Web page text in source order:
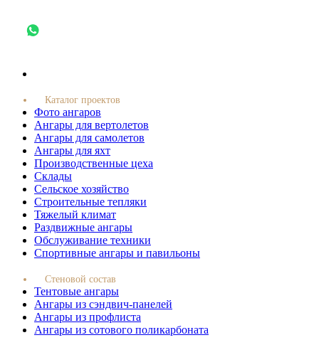
Каталог проектов
Фото ангаров
Ангары для вертолетов
Ангары для самолетов
Ангары для яхт
Производственные цеха
Склады
Сельское хозяйство
Строительные тепляки
Тяжелый климат
Раздвижные ангары
Обслуживание техники
Спортивные ангары и павильоны
Стеновой состав
Тентовые ангары
Ангары из сэндвич-панелей
Ангары из профлиста
Ангары из сотового поликарбоната